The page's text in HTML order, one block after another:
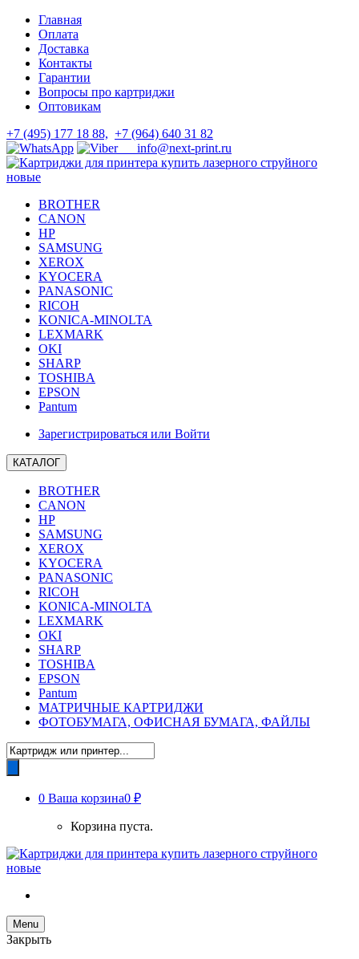
Skip
navigation
Skip
content
Главная
Оплата
Доставка
Контакты
Гарантии
Вопросы про картриджи
Оптовикам
+7 (495) 177 18 88, +7 (964) 640 31 82
info@next-print.ru
BROTHER
CANON
HP
SAMSUNG
XEROX
KYOCERA
PANASONIC
RICOH
KONICA-MINOLTA
LEXMARK
OKI
SHARP
TOSHIBA
EPSON
Pantum
Зарегистрироваться или Войти
КАТАЛОГ
BROTHER
CANON
HP
SAMSUNG
XEROX
KYOCERA
PANASONIC
RICOH
KONICA-MINOLTA
LEXMARK
OKI
SHARP
TOSHIBA
EPSON
Pantum
МАТРИЧНЫЕ КАРТРИДЖИ
ФОТОБУМАГА, ОФИСНАЯ БУМАГА, ФАЙЛЫ
Поиск
товаров
0 Ваша корзина0 ₽
Корзина пуста.
Menu
Закрыть